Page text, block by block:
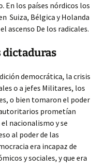
En los países nórdicos los
Suiza, Bélgica y Holanda
ascenso De los radicales.
dictaduras
democrática, la crisis
o a jefes Militares, los
o bien tomaron el poder
prometían
nacionalismo y se
al poder de las
era incapaz de
y sociales, y que era